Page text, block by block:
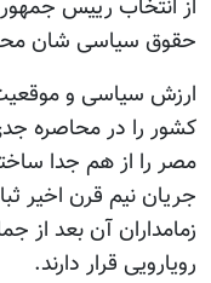
از انتخاب رییس
حقوق سیاسی شان
ارزش سیاسی و
کشور را در محاصره
مصر را از هم جدا
جریان نیم قرن اخیر
زمامداران آن بعد از
رویارویی قرار دارند.